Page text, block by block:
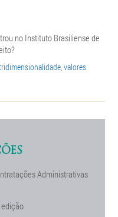
no Instituto Brasiliense de
,valores
Administrativas